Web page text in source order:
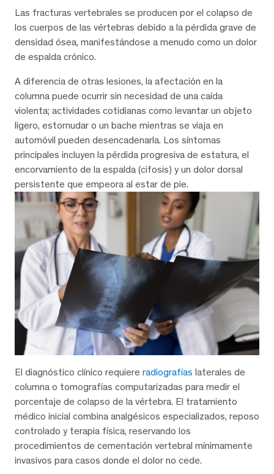
Las fracturas vertebrales se producen por el colapso de
los cuerpos de las vértebras debido a la pérdida grave de
densidad ósea, manifestándose a menudo como un dolor
de espalda crónico.
A diferencia de otras lesiones, la afectación en la
columna puede ocurrir sin necesidad de una caída
violenta; actividades cotidianas como levantar un objeto
ligero, estornudar o un bache mientras se viaja en
automóvil pueden desencadenarla. Los síntomas
principales incluyen la pérdida progresiva de estatura, el
encorvamiento de la espalda (cifosis) y un dolor dorsal
persistente que empeora al estar de pie.
El diagnóstico clínico requiere radiografías laterales de
columna o tomografías computarizadas para medir el
porcentaje de colapso de la vértebra. El tratamiento
médico inicial combina analgésicos especializados, reposo
controlado y terapia física, reservando los
procedimientos de cementación vertebral mínimamente
invasivos para casos donde el dolor no cede.